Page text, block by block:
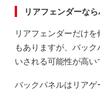
リアフェンダーな
リアフェンダーだけ
もありますが、バッ
いされる可能性が高い
バックパネルはリア